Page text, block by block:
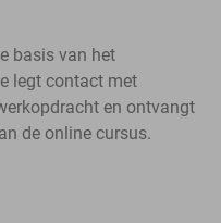
basis van het
legt contact met
en ontvangt
de online cursus.